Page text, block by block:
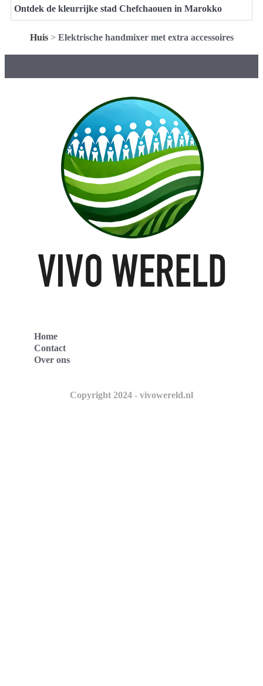
Ontdek de kleurrijke stad Chefchaouen in Marokko
Huis> Elektrische handmixer met extra accessoires
Home
Contact
Over ons
Copyright 2024 - vivowereld.nl